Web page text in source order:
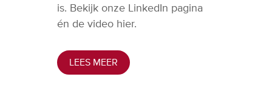
is. Bekijk onze LinkedIn pagina
én de video hier.
LEES MEER